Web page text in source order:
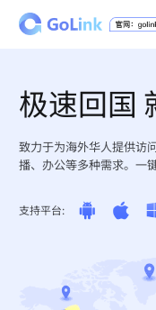
极速回国
致力于为海外华人提供访
播、办公等多种需求。一
支持平台: